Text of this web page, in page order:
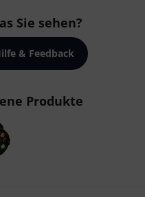
Sie sehen?
& Feedback
Produkte